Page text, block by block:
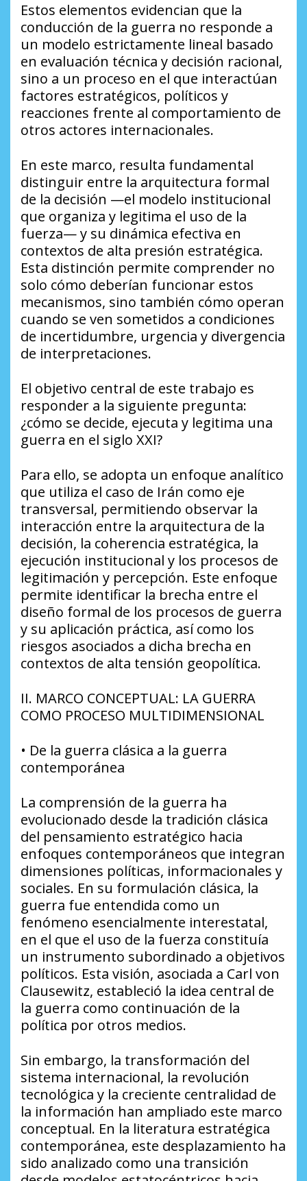
Estos elementos evidencian que la
conducción de la guerra no responde a
un modelo estrictamente lineal basado
en evaluación técnica y decisión racional,
sino a un proceso en el que interactúan
factores estratégicos, políticos y
reacciones frente al comportamiento de
otros actores internacionales.
En este marco, resulta fundamental
distinguir entre la arquitectura formal
de la decisión —el modelo institucional
que organiza y legitima el uso de la
fuerza— y su dinámica efectiva en
contextos de alta presión estratégica.
Esta distinción permite comprender no
solo cómo deberían funcionar estos
mecanismos, sino también cómo operan
cuando se ven sometidos a condiciones
de incertidumbre, urgencia y divergencia
de interpretaciones.
El objetivo central de este trabajo es
responder a la siguiente pregunta:
¿cómo se decide, ejecuta y legitima una
guerra en el siglo XXI?
Para ello, se adopta un enfoque analítico
que utiliza el caso de Irán como eje
transversal, permitiendo observar la
interacción entre la arquitectura de la
decisión, la coherencia estratégica, la
ejecución institucional y los procesos de
legitimación y percepción. Este enfoque
permite identificar la brecha entre el
diseño formal de los procesos de guerra
y su aplicación práctica, así como los
riesgos asociados a dicha brecha en
contextos de alta tensión geopolítica.
II. MARCO CONCEPTUAL: LA GUERRA
COMO PROCESO MULTIDIMENSIONAL
• De la guerra clásica a la guerra
contemporánea
La comprensión de la guerra ha
evolucionado desde la tradición clásica
del pensamiento estratégico hacia
enfoques contemporáneos que integran
dimensiones políticas, informacionales y
sociales. En su formulación clásica, la
guerra fue entendida como un
fenómeno esencialmente interestatal,
en el que el uso de la fuerza constituía
un instrumento subordinado a objetivos
políticos. Esta visión, asociada a Carl von
Clausewitz, estableció la idea central de
la guerra como continuación de la
política por otros medios.
Sin embargo, la transformación del
sistema internacional, la revolución
tecnológica y la creciente centralidad de
la información han ampliado este marco
conceptual. En la literatura estratégica
contemporánea, este desplazamiento ha
sido analizado como una transición